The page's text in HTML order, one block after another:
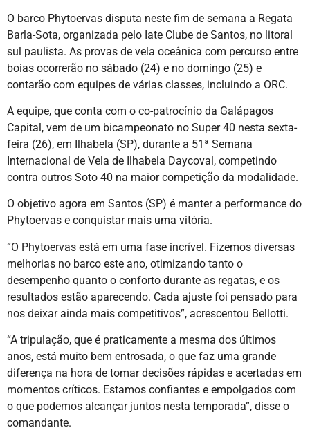
O barco Phytoervas disputa neste fim de semana a Regata
Barla-Sota, organizada pelo Iate Clube de Santos, no litoral
sul paulista. As provas de vela oceânica com percurso entre
boias ocorrerão no sábado (24) e no domingo (25) e
contarão com equipes de várias classes, incluindo a ORC.
A equipe, que conta com o co-patrocínio da Galápagos
Capital, vem de um bicampeonato no Super 40 nesta sexta-
feira (26), em Ilhabela (SP), durante a 51ª Semana
Internacional de Vela de Ilhabela Daycoval, competindo
contra outros Soto 40 na maior competição da modalidade.
O objetivo agora em Santos (SP) é manter a performance do
Phytoervas e conquistar mais uma vitória.
“O Phytoervas está em uma fase incrível. Fizemos diversas
melhorias no barco este ano, otimizando tanto o
desempenho quanto o conforto durante as regatas, e os
resultados estão aparecendo. Cada ajuste foi pensado para
nos deixar ainda mais competitivos”, acrescentou Bellotti.
“A tripulação, que é praticamente a mesma dos últimos
anos, está muito bem entrosada, o que faz uma grande
diferença na hora de tomar decisões rápidas e acertadas em
momentos críticos. Estamos confiantes e empolgados com
o que podemos alcançar juntos nesta temporada”, disse o
comandante.